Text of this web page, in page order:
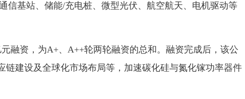
信基站、储能/充电桩、微型光伏、航空航天、电机驱动等
资，为A+、A++轮两轮融资的总和。融资完成后，该公
链建设及全球化市场布局等，加速碳化硅与氮化镓功率器件